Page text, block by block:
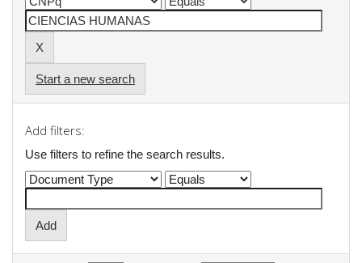
Start a new search
Add filters:
Use filters to refine the search results.